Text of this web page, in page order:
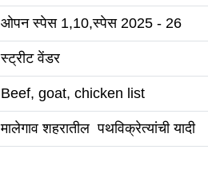
ओपन स्पेस 1,10,स्पेस 2025 - 26
स्ट्रीट वेंडर
Beef, goat, chicken list
मालेगाव शहरातील पथविक्रेत्यांची यादी